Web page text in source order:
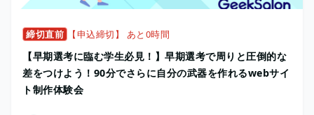
締切直前 【申込締切】 あと0時間
【早期選考に臨む学生必見！】早期選考で周りと圧倒的な
差をつけよう！90分でさらに自分の武器を作れるwebサイ
ト制作体験会